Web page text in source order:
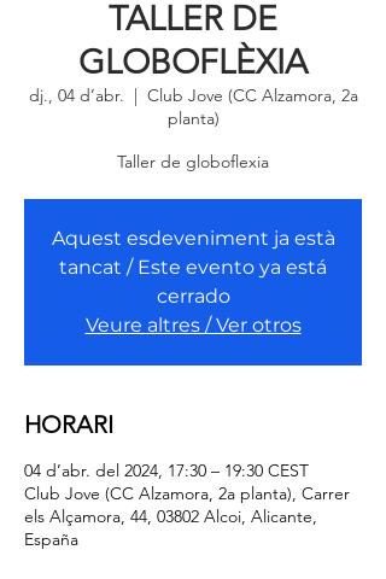
TALLER DE
GLOBOFLÈXIA
dj., 04 d’abr.
  |
Club Jove (CC Alzamora, 2a
planta)
Taller de globoflexia
Aquest esdeveniment ja està
tancat / Este evento ya está
cerrado
Veure altres / Ver otros
HORARI
04 d’abr. del 2024, 17:30 – 19:30 CEST
Club Jove (CC Alzamora, 2a planta), Carrer
els Alçamora, 44, 03802 Alcoi, Alicante,
España